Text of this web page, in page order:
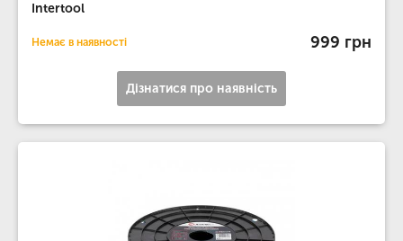
Intertool
Немає в наявності 999 грн
Дізнатися про наявність